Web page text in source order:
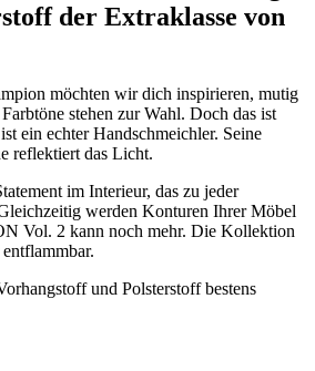
der Extraklasse von
möchten wir dich inspirieren, mutig
stehen zur Wahl. Doch das ist
ein echter Handschmeichler. Seine
reflektiert das Licht.
im Interieur, das zu jeder
werden Konturen Ihrer Möbel
Vol. 2 kann noch mehr. Die Kollektion
und Polsterstoff bestens